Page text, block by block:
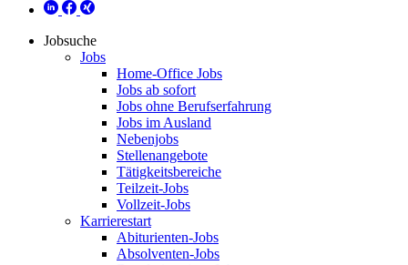
Jobsuche
Jobs
Home-Office Jobs
Jobs ab sofort
Jobs ohne Berufserfahrung
Jobs im Ausland
Nebenjobs
Stellenangebote
Tätigkeitsbereiche
Teilzeit-Jobs
Vollzeit-Jobs
Karrierestart
Abiturienten-Jobs
Absolventen-Jobs